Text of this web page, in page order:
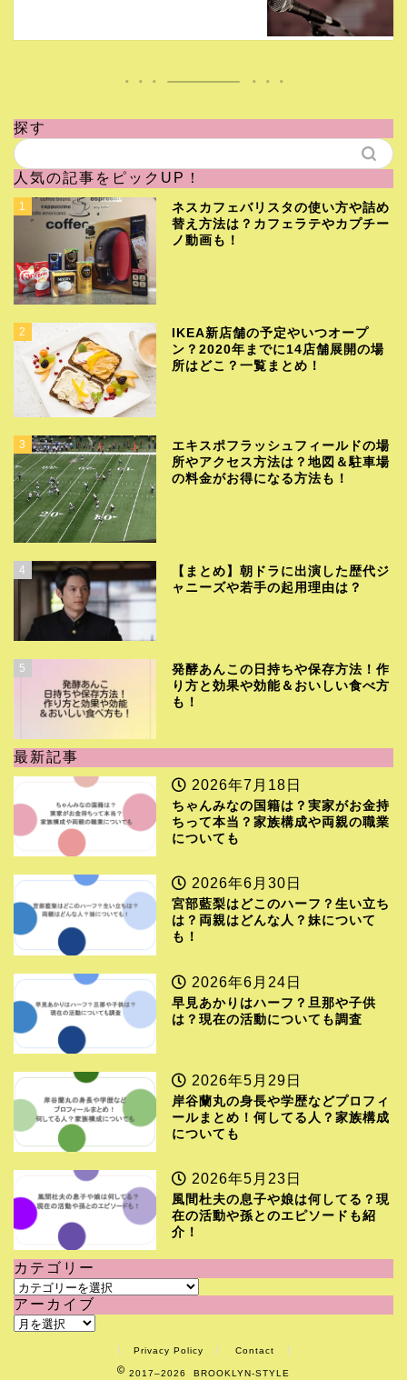
探す
人気の記事をピックUP！
1
ネスカフェバリスタの使い方や詰め
替え方法は？カフェラテやカプチー
ノ動画も！
2
IKEA新店舗の予定やいつオープ
ン？2020年までに14店舗展開の場
所はどこ？一覧まとめ！
3
エキスポフラッシュフィールドの場
所やアクセス方法は？地図＆駐車場
の料金がお得になる方法も！
4
【まとめ】朝ドラに出演した歴代ジ
ャニーズや若手の起用理由は？
5
発酵あんこの日持ちや保存方法！作
り方と効果や効能＆おいしい食べ方
も！
最新記事
2026年7月18日
ちゃんみなの国籍は？実家がお金持
ちって本当？家族構成や両親の職業
についても
2026年6月30日
宮部藍梨はどこのハーフ？生い立ち
は？両親はどんな人？妹について
も！
2026年6月24日
早見あかりはハーフ？旦那や子供
は？現在の活動についても調査
2026年5月29日
岸谷蘭丸の身長や学歴などプロフィ
ールまとめ！何してる人？家族構成
についても
2026年5月23日
風間杜夫の息子や娘は何してる？現
在の活動や孫とのエピソードも紹
介！
カテゴリー
カ
テ
ゴ
アーカイブ
ア
Privacy Policy Contact
2017–2026 BROOKLYN-STYLE